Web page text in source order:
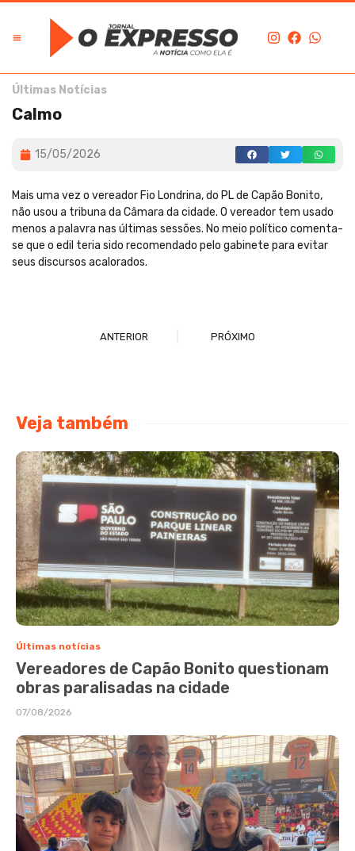
Últimas Notícias
Calmo
15/05/2026
Mais uma vez o vereador Fio Londrina, do PL de Capão Bonito,
não usou a tribuna da Câmara da cidade. O vereador tem usado
menos a palavra nas últimas sessões. No meio político comenta-
se que o edil teria sido recomendado pelo gabinete para evitar
seus discursos acalorados.
ANTERIOR PRÓXIMO
Veja também
Últimas notícias
Vereadores de Capão Bonito questionam
obras paralisadas na cidade
07/08/2026